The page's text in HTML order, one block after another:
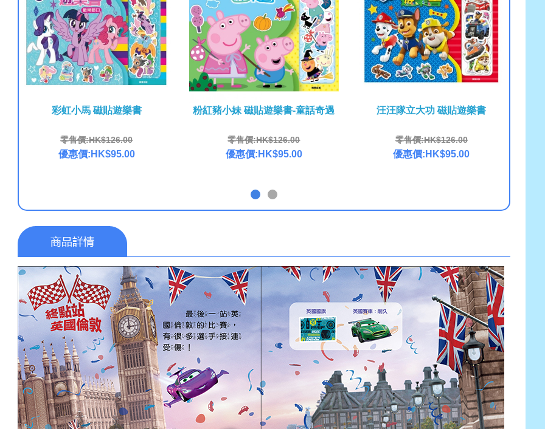
彩虹小馬 磁貼遊樂書
零售價:HK$126.00
優惠價:HK$95.00
粉紅豬小妹 磁貼遊樂書-童話奇遇
零售價:HK$126.00
優惠價:HK$95.00
汪汪隊立大功 磁貼遊樂書
零售價:HK$126.00
優惠價:HK$95.00